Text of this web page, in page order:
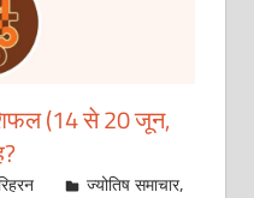
(14 से 20 जून,
ज्योतिष समाचार,